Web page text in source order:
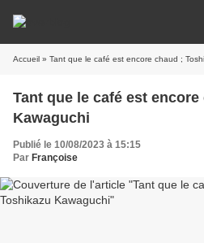
Accueil » Tant que le café est encore chaud ;
Tant que le café est
Kawaguchi
Publié le 10/08/2023 à 15:15
Par Françoise